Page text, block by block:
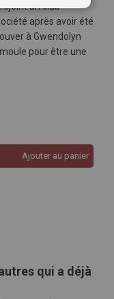
un club
après avoir été
à Gwendolyn
pour être une
Ajouter au panier
qui a déjà